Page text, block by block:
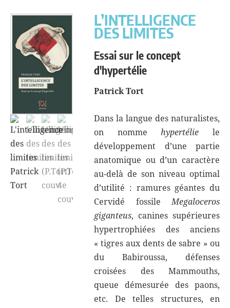
L’INTELLIGENCE
DES LIMITES
Essai sur le concept
d'hypertélie
Patrick Tort
Dans la langue des naturalistes,
on nommehypertéliele
développement d’une partie
anatomique ou d’un caractère
au-delà de son niveau optimal
d’utilité : ramures géantes du
Cervidé fossileMegaloceros
giganteus, canines supérieures
hypertrophiées des anciens
« tigres aux dents de sabre » ou
du Babiroussa, défenses
croisées des Mammouths,
queue démesurée des paons,
etc. De telles structures, en